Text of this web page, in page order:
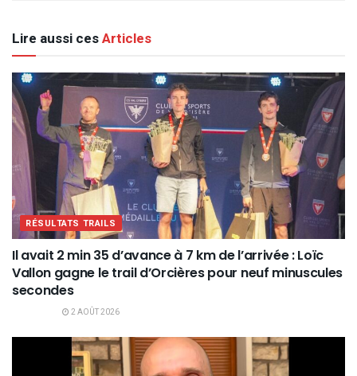
Lire aussi cesArticles
RÉSULTATS TRAILS
Il avait 2 min 35 d’avance à 7 km de l’arrivée : Loïc
Vallon gagne le trail d’Orcières pour neuf minuscules
secondes
2 AOÛT 2026